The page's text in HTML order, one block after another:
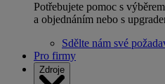
Potřebujete pomoc s
a objednáním nebo s
Sdělte nám své
Pro firmy
Zdroje